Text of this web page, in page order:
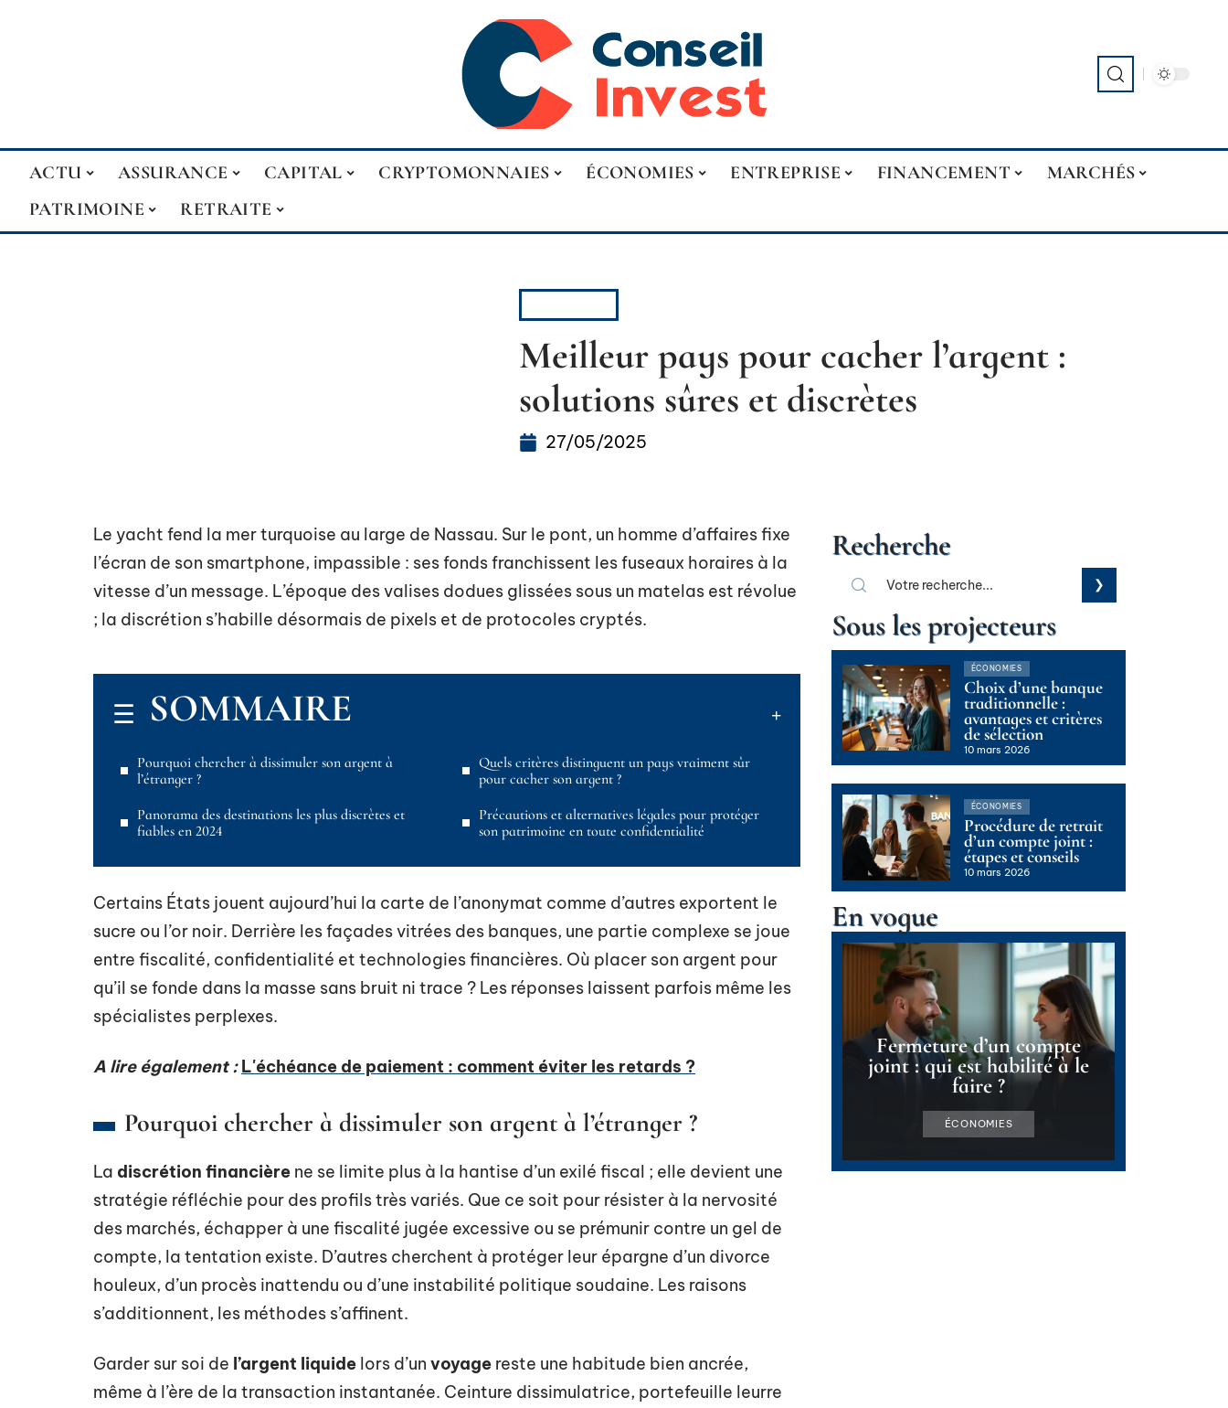
ACTU ASSURANCE CAPITAL CRYPTOMONNAIES ÉCONOMIES ENTREPRISE FINANCEMENT
MARCHÉS
PATRIMOINE
RETRAITE
Meilleur pays pour cacher l’argent :
solutions sûres et discrètes
27/05/2025
Le yacht fend la mer turquoise au large de Nassau. Sur le pont, un homme d’affaires fixe
l’écran de son smartphone, impassible : ses fonds franchissent les fuseaux horaires à la
vitesse d’un message. L’époque des valises dodues glissées sous un matelas est révolue
; la discrétion s’habille désormais de pixels et de protocoles cryptés.
SOMMAIRE
Pourquoi chercher à dissimuler son argent à
l’étranger ?
Panorama des destinations les plus discrètes et
fiables en 2024
Quels critères distinguent un pays vraiment sûr
pour cacher son argent ?
Précautions et alternatives légales pour protéger
son patrimoine en toute confidentialité
Certains États jouent aujourd’hui la carte de l’anonymat comme d’autres exportent le
sucre ou l’or noir. Derrière les façades vitrées des banques, une partie complexe se joue
entre fiscalité, confidentialité et technologies financières. Où placer son argent pour
qu’il se fonde dans la masse sans bruit ni trace ? Les réponses laissent parfois même les
spécialistes perplexes.
A lire également : L'échéance de paiement : comment éviter les retards ?
Pourquoi chercher à dissimuler son argent à l’étranger ?
La discrétion financière ne se limite plus à la hantise d’un exilé fiscal ; elle devient une
stratégie réfléchie pour des profils très variés. Que ce soit pour résister à la nervosité
des marchés, échapper à une fiscalité jugée excessive ou se prémunir contre un gel de
compte, la tentation existe. D’autres cherchent à protéger leur épargne d’un divorce
houleux, d’un procès inattendu ou d’une instabilité politique soudaine. Les raisons
s’additionnent, les méthodes s’affinent.
Garder sur soi de l’argent liquide lors d’un voyage reste une habitude bien ancrée,
même à l’ère de la transaction instantanée. Ceinture dissimulatrice, portefeuille leurre
Recherche
Sous les projecteurs
ÉCONOMIES
Choix d’une banque
traditionnelle :
avantages et critères
de sélection
10 mars 2026
ÉCONOMIES
Procédure de retrait
d’un compte joint :
étapes et conseils
10 mars 2026
En vogue
Fermeture d’un compte
joint : qui est habilité à le
faire ?
ÉCONOMIES